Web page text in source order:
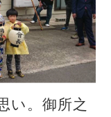
い。御所之